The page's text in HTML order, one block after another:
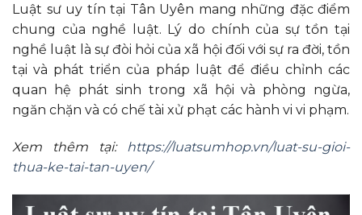
Luật sư uy tín tại Tân Uyên mang những đặc điểm
chung của nghề luật. Lý do chính của sự tồn tại
nghề luật là sự đòi hỏi của xã hội đối với sự ra đời, tồn
tại và phát triển của pháp luật để điều chỉnh các
quan hệ phát sinh trong xã hội và phòng ngừa,
ngăn chặn và có chế tài xử phạt các hành vi vi phạm.
Xem thêm tại: https://luatsumhop.vn/luat-su-gioi-
thua-ke-tai-tan-uyen/